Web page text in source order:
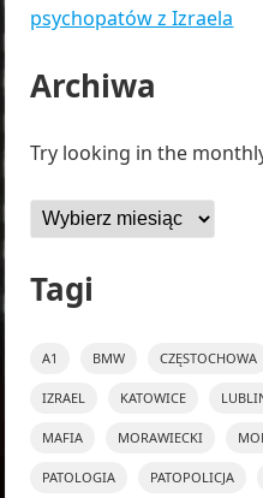
psychopatów z Izraela
Archiwa
Try looking in the
Archiwa
Tagi
A1 BMW CZĘSTOCHOWA
IZRAEL KATOWICE
MAFIA MORAWIECKI
PATOLOGIA PATOPOLICJA